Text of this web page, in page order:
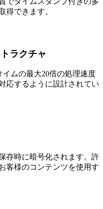
得できます。
ラクチャ
ムの最大20倍の処理速度
応するように設計されてい
存時に暗号化されます。許
客様のコンテンツを使用す